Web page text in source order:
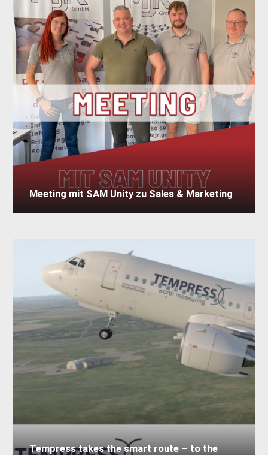
Meeting mit SAM Unity zu Sales & Marketing
Tempress takes the smart route – to the